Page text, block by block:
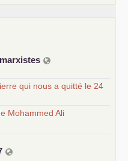
qui nous a quitté le 24
Mohammed Ali